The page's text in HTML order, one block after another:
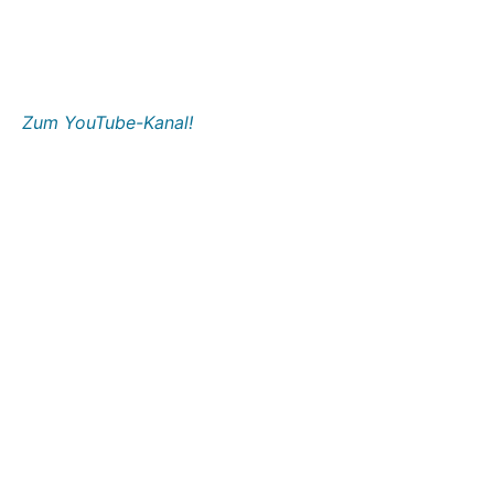
Zum YouTube-Kanal!